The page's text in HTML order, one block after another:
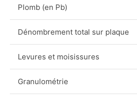
Plomb (en Pb)
Dénombrement total sur plaque
Levures et moisissures
Granulométrie